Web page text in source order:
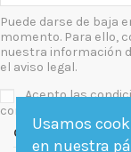
Puede darse de baja
momento. Para ello,
nuestra información
el aviso legal.
Acepto las
confidencialidad
Contact us
Usamos
en nuestra